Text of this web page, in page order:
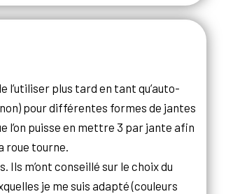
l’utiliser plus tard en tant qu’auto-
pour différentes formes de jantes
l’on puisse en mettre 3 par jante afin
roue tourne.
Ils m’ont conseillé sur le choix du
je me suis adapté (couleurs